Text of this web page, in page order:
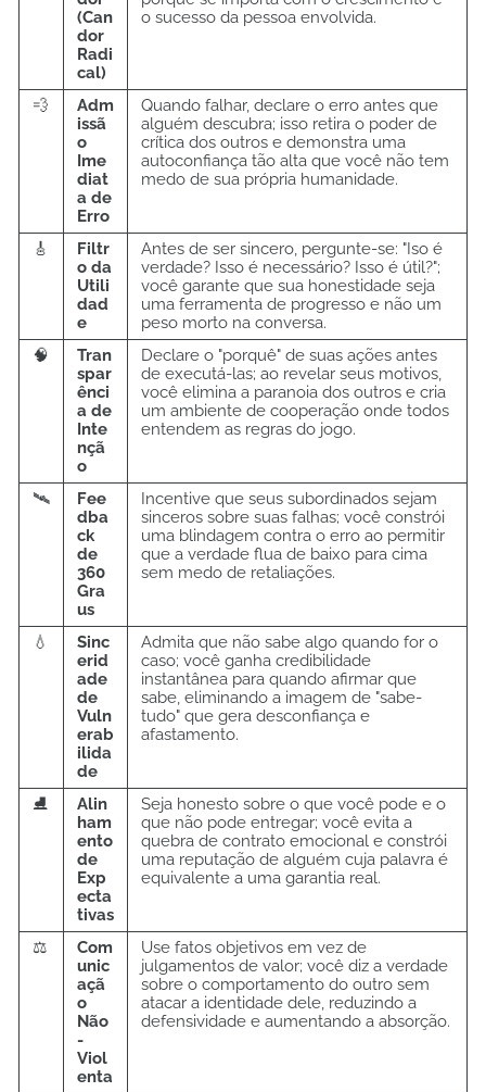
(Can
dor
Radi
cal)
o sucesso da pessoa envolvida.
💨
Adm
issã
o
Ime
diat
a de
Erro
Quando falhar, declare o erro antes que
alguém descubra; isso retira o poder de
crítica dos outros e demonstra uma
autoconfiança tão alta que você não tem
medo de sua própria humanidade.
🎸
Filtr
o da
Utili
dad
e
Antes de ser sincero, pergunte-se: "Iso é
verdade? Isso é necessário? Isso é útil?";
você garante que sua honestidade seja
uma ferramenta de progresso e não um
peso morto na conversa.
🧠
Tran
spar
ênci
a de
Inte
nçã
o
Declare o "porquê" de suas ações antes
de executá-las; ao revelar seus motivos,
você elimina a paranoia dos outros e cria
um ambiente de cooperação onde todos
entendem as regras do jogo.
🛰️
Fee
dba
ck
de
360
Gra
us
Incentive que seus subordinados sejam
sinceros sobre suas falhas; você constrói
uma blindagem contra o erro ao permitir
que a verdade flua de baixo para cima
sem medo de retaliações.
💧
Sinc
erid
ade
de
Vuln
erab
ilida
de
Admita que não sabe algo quando for o
caso; você ganha credibilidade
instantânea para quando afirmar que
sabe, eliminando a imagem de "sabe-
tudo" que gera desconfiança e
afastamento.
⛸️
Alin
ham
ento
de
Exp
ecta
tivas
Seja honesto sobre o que você pode e o
que não pode entregar; você evita a
quebra de contrato emocional e constrói
uma reputação de alguém cuja palavra é
equivalente a uma garantia real.
⚖️
Com
unic
açã
o
Não
-
Viol
enta
Use fatos objetivos em vez de
julgamentos de valor; você diz a verdade
sobre o comportamento do outro sem
atacar a identidade dele, reduzindo a
defensividade e aumentando a absorção.